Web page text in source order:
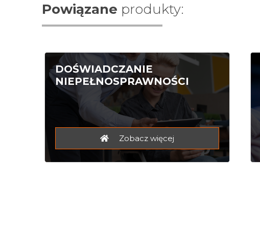
Powiązane produkty:
DOŚWIADCZANIE
NIEPEŁNOSPRAWNOŚCI
Zobacz więcej